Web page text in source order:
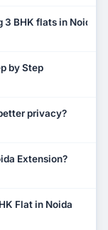
BHK flats in Noida?
by Step
privacy?
Extension?
Flat in Noida